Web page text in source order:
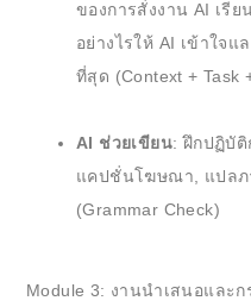
ของการสั่งงาน AI เรี
อย่างไรให้ AI เข้าใจ
ที่สุด (Context + Task
AI ช่วยเขียน: ฝึกปฏิบัติ
แคปชั่นโฆษณา, แปลภ
(Grammar Check)
Module 3: งานนำเสนอและ